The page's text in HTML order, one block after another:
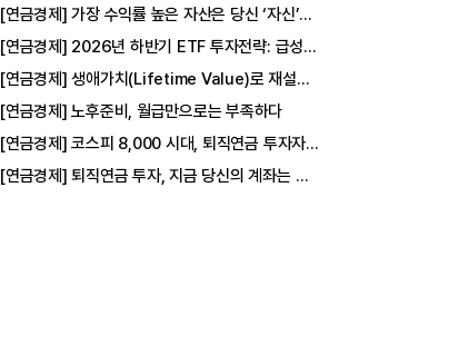
[연금경제] 가장 수익률 높은 자산은 당신 ‘자신’이다
[연금경제] 2026년 하반기 ETF 투자전략: 급성장의 상반기를 접고, 이제 '실적'이 가르는 하반기를 맞다
[연금경제] 생애가치(Lifetime Value)로 재설계하는 은퇴 후 안정적 생활보장과 평생소득 전략
[연금경제] 노후준비, 월급만으로는 부족하다
[연금경제] 코스피 8,000 시대, 퇴직연금 투자자는 왜 지금 FOMO를 경계해야 하는가
[연금경제] 퇴직연금 투자, 지금 당신의 계좌는 어느 편인가?